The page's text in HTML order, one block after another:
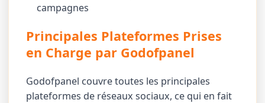
campagnes
Principales Plateformes Prises
en Charge par Godofpanel
Godofpanel couvre toutes les principales
plateformes de réseaux sociaux, ce qui en fait